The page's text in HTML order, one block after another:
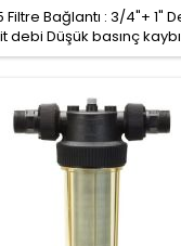
Bağlantı : 3/4"+ 1"
debi Düşük basınç
Sağlam ve güvenilir